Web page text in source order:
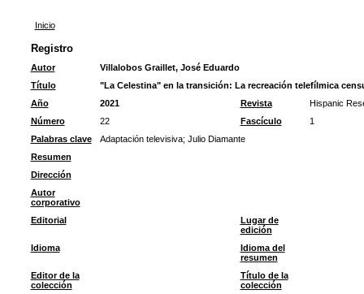
Inicio
Registro
Autor
Villalobos Graillet, José Eduardo
Título
"La Celestina" en la transición: La recreación telefílmica
Año
2021 Revista
Hispanic
Número
22 Fascículo
1
Palabras clave
Adaptación televisiva; Julio Diamante
Resumen
Dirección
Autor
corporativo
Editorial
Lugar de
edición
Idioma
Idioma del
resumen
Editor de la
colección
Título de la
colección